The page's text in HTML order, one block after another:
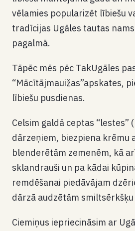
vēlamies popularizēt lībiešu
tradīcijas Ugāles tautas nams
pagalmā.
Tāpēc mēs pēc TakUgāles
“Mācītājmauižas”apskates,
lībiešu pusdienas.
Celsim galdā ceptas “lestes”
dārzeņiem, biezpiena krēmu
blenderētām zemenēm, kā
sklandrauši un pa kādai
remdēšanai piedāvājam
dārzā audzētām smiltsērkšķu
Ciemiņus iepriecināsim ar